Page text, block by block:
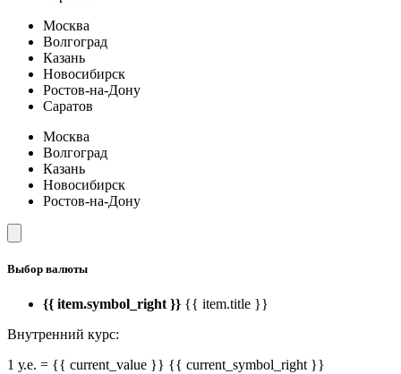
Москва
Волгоград
Казань
Новосибирск
Ростов-на-Дону
Саратов
Москва
Волгоград
Казань
Новосибирск
Ростов-на-Дону
Выбор валюты
{{ item.symbol_right }} {{ item.title }}
Внутренний курс:
1 у.е. = {{ current_value }} {{ current_symbol_right }}